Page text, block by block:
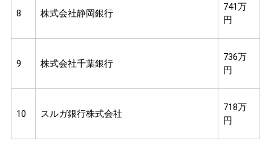
8 株式会社静岡銀行
741万
円
9 株式会社千葉銀行
736万
円
10 スルガ銀行株式会社
718万
円